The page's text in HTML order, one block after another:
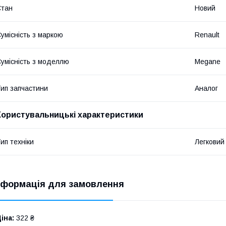
Новий
з маркою Renault
з моделлю Megane
запчастини Аналог
характеристики
техніки
для замовлення
322 ₴